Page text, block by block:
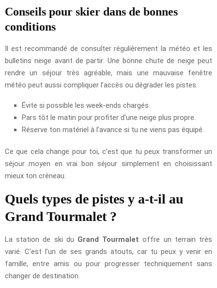
Conseils pour skier dans de bonnes
conditions
Il est recommandé de consulter régulièrement la météo et les
bulletins neige avant de partir. Une bonne chute de neige peut
rendre un séjour très agréable, mais une mauvaise fenêtre
météo peut aussi compliquer l’accès ou dégrader les pistes.
Évite si possible les week-ends chargés.
Pars tôt le matin pour profiter d’une neige plus propre.
Réserve ton matériel à l’avance si tu ne viens pas équipé.
Ce que cela change pour toi, c’est que tu peux transformer un
séjour moyen en vrai bon séjour simplement en choisissant
mieux ton créneau.
Quels types de pistes y a-t-il au
Grand Tourmalet ?
La station de ski du Grand Tourmalet offre un terrain très
varié. C’est l’un de ses grands atouts, car tu peux y venir en
famille, entre amis ou pour progresser techniquement sans
changer de destination.